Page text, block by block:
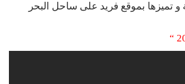
و تميزها بموقع فريد على ساحل البحر